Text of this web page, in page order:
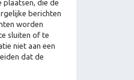
plaatsen, die de
berichten
worden
sluiten of te
niet aan een
dat de